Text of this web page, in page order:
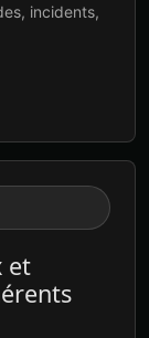
incidents,
et